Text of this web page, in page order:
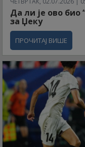
Да ли је ово био
за Џеку
ПРОЧИТАЈ ВИШЕ